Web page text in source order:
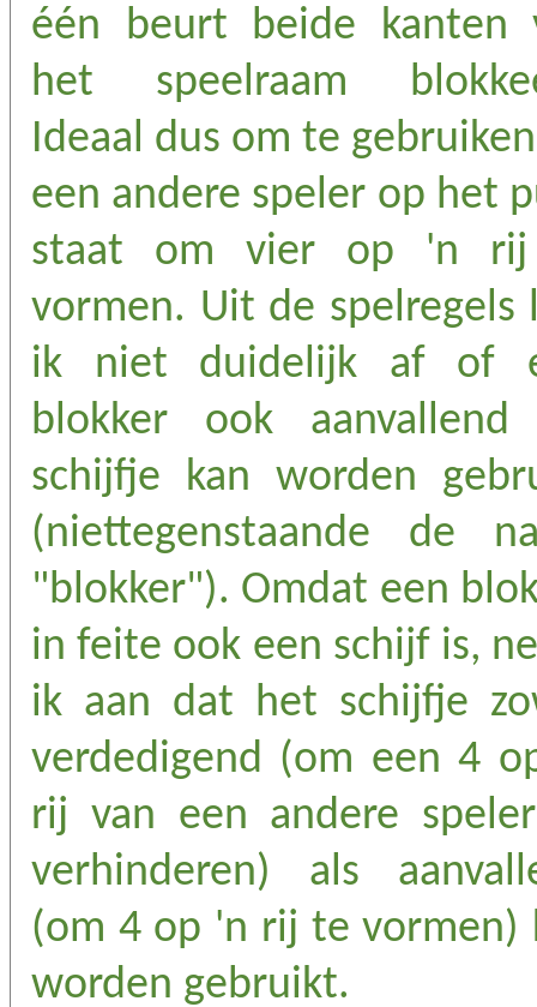
één beurt beide kanten
het speelraam
Ideaal dus om te
een andere speler op het
staat om vier op 'n
vormen. Uit de spelregels
ik niet duidelijk af of
blokker ook aanvallend
schijfje kan worden
(niettegenstaande de
"blokker"). Omdat een
in feite ook een schijf is,
ik aan dat het schijfje
verdedigend (om een 4
rij van een andere
verhinderen) als
(om 4 op 'n rij te vormen)
worden gebruikt.